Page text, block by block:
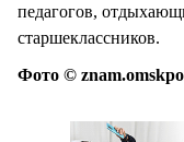
педагогов,
старшеклассников.
Фото ©